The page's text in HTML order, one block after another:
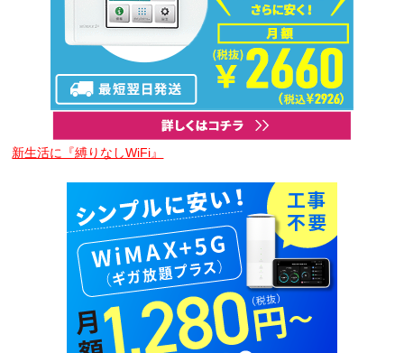
新生活に『縛りなしWiFi』